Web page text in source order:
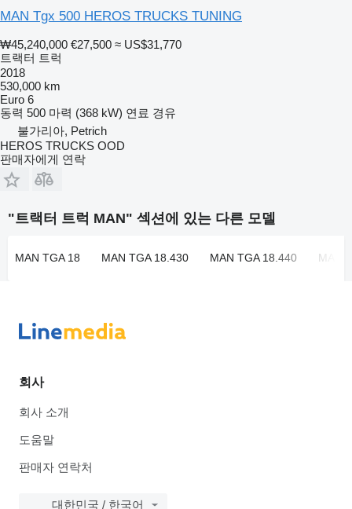
MAN Tgx 500 HEROS TRUCKS TUNING
₩45,240,000 €27,500 ≈ US$31,770
트랙터 트럭
2018
530,000 km
Euro 6
동력 500 마력 (368 kW) 연료 경유
불가리아, Petrich
HEROS TRUCKS OOD
판매자에게 연락
"트랙터 트럭 MAN" 섹션에 있는 다른 모델
MAN TGA 18 MAN TGA 18.430 MAN TGA 18.440 MAN
회사
회사 소개
도움말
판매자 연락처
대한민국 / 한국어